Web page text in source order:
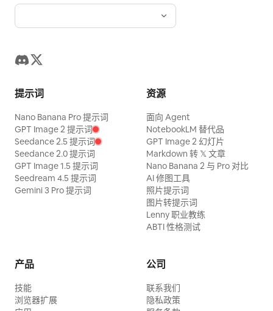
提示词
Nano Banana Pro 提示词
GPT Image 2 提示词
Seedance 2.5 提示词
Seedance 2.0 提示词
GPT Image 1.5 提示词
Seedream 4.5 提示词
Gemini 3 Pro 提示词
资源
面向 Agent
NotebookLM 替代品
GPT Image 2 幻灯片
Markdown 转 𝕏 文章
Nano Banana 2 与 Pro 对比
AI 修图工具
照片提示词
图片转提示词
Lenny 职业教练
ABTI 性格测试
产品
技能
浏览器扩展
公司
联系我们
隐私政策